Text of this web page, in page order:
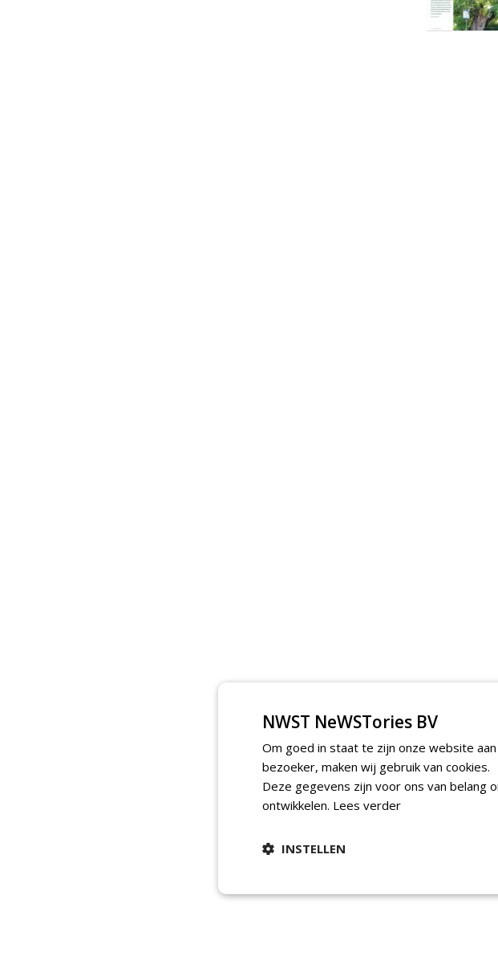
NWST NeWSTories BV
Om goed in staat te zijn onze website
bezoeker, maken wij gebruik van cookies.
Deze gegevens zijn voor ons van belang
ontwikkelen. Lees verder
INSTELLEN